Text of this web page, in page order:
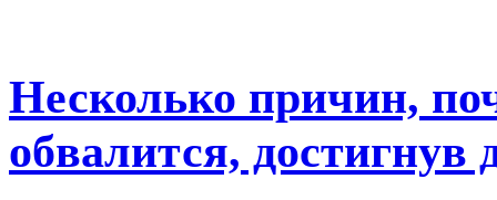
Несколько причин,
обвалится, достигнув